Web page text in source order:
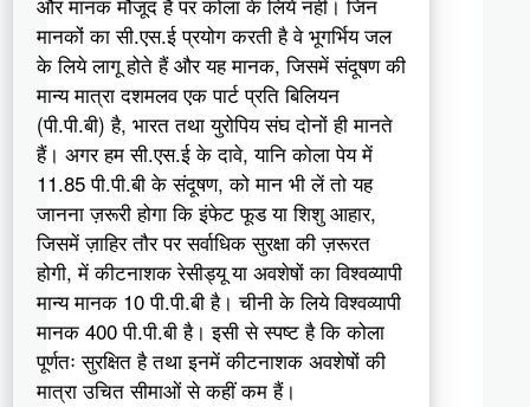
मानकों का सी.एस.ई प्रयोग करती है वे भूगर्भिय जल
के लिये लागू होते हैं और यह मानक, जिसमें संदूषण की
मान्य मात्रा दशमलव एक पार्ट प्रति बिलियन
(पी.पी.बी) है, भारत तथा युरोपिय संघ दोनों ही मानते
हैं। अगर हम सी.एस.ई के दावे, यानि कोला पेय में
11.85 पी.पी.बी के संदूषण, को मान भी लें तो यह
जानना ज़रूरी होगा कि इंफेट फूड या शिशु आहार,
जिसमें ज़ाहिर तौर पर सर्वाधिक सुरक्षा की ज़रूरत
होगी, में कीटनाशक रेसीड्यू या अवशेषों का विश्वव्यापी
मान्य मानक 10 पी.पी.बी है। चीनी के लिये विश्वव्यापी
मानक 400 पी.पी.बी है। इसी से स्पष्ट है कि कोला
पूर्णतः सुरक्षित है तथा इनमें कीटनाशक अवशेषों की
मात्रा उचित सीमाओं से कहीं कम हैं।